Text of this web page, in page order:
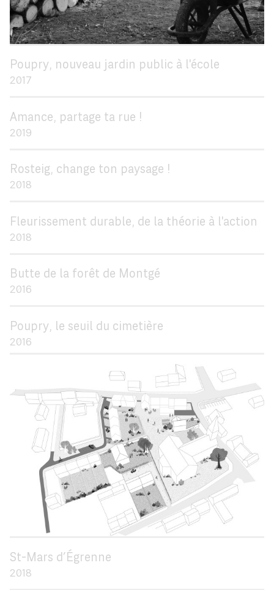
Poupry, nouveau jardin public à l'école
2017
Amance, partage ta rue !
2019
Rosteig, change ton paysage !
2018
Fleurissement durable, de la théorie à l'action
2018
Butte de la forêt de Montgé
2016
Poupry, le seuil du cimetière
2016
St-Mars d’Égrenne
2018